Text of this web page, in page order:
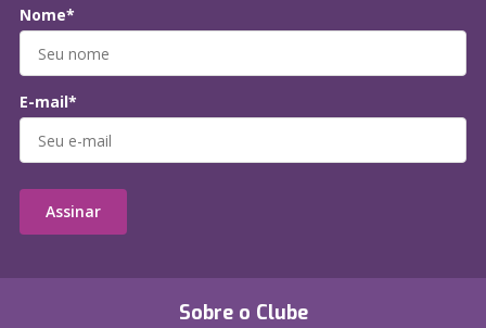
Sobre o Clube
Nome*
E-mail*
Assinar